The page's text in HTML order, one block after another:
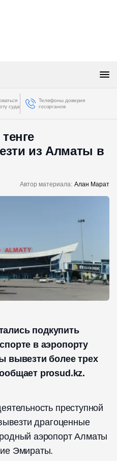
суда
Телефоны доверия
госорганов
из Алматы в
Автор материала: Алан Марат
подкупить
в аэропорту
вывезти более трех
prosud.kz.
преступной
драгоценные
аэропорт Алматы
Эмираты.